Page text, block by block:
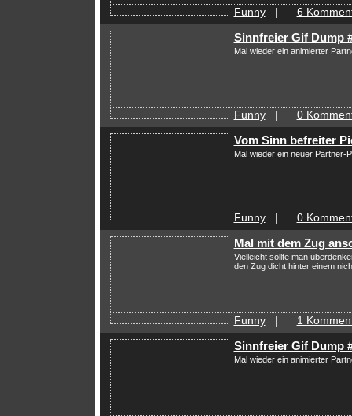
Funny| 6
Sinnfreier Gif Dump
Mal wieder ein animierter
Funny| 0
Vom Sinn befreiter
Mal wieder ein neuer Partner-
Funny| 0
Mal mit dem Zug
Vielleicht sollte man
den Zug dicht hinter einem
Funny| 1
Sinnfreier Gif Dump
Mal wieder ein animierter